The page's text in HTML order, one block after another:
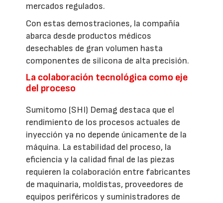
mercados regulados.
Con estas demostraciones, la compañía
abarca desde productos médicos
desechables de gran volumen hasta
componentes de silicona de alta precisión.
La colaboración tecnológica como eje
del proceso
Sumitomo (SHI) Demag destaca que el
rendimiento de los procesos actuales de
inyección ya no depende únicamente de la
máquina. La estabilidad del proceso, la
eficiencia y la calidad final de las piezas
requieren la colaboración entre fabricantes
de maquinaria, moldistas, proveedores de
equipos periféricos y suministradores de